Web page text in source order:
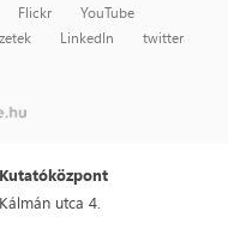
Flickr
YouTube
LinkedIn
twitter
utca 4.